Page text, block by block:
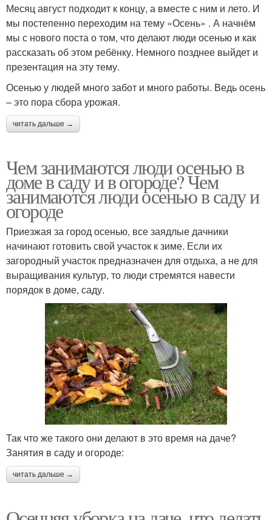
Месяц август подходит к концу, а вместе с ним и лето. И
мы постепенно переходим на тему «Осень» . А начнём
мы с нового поста о том, что делают люди осенью и как
рассказать об этом ребёнку. Немного позднее выйдет и
презентация на эту тему.
Осенью у людей много забот и много работы. Ведь осень
– это пора сбора урожая.
читать дальше →
Чем занимаются люди осенью в
доме в саду и в огороде? Чем
занимаются люди осенью в саду и
огороде
Приезжая за город осенью, все заядлые дачники
начинают готовить свой участок к зиме. Если их
загородный участок предназначен для отдыха, а не для
выращивания культур, то люди стремятся навести
порядок в доме, саду.
Так что же такого они делают в это время на даче?
Занятия в саду и огороде:
читать дальше →